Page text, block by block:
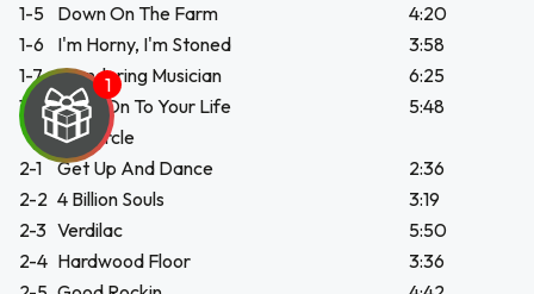
1-5 Down On The Farm
4:20
1-6
I'm Horny, I'm Stoned
3:58
1-7 Wandering Musician
6:25
1-8 Hang On To Your Life
5:48
Full Circle
2-1
Get Up And Dance
2:36
2-2 4 Billion Souls
3:19
2-3 Verdilac
5:50
2-4 Hardwood Floor
3:36